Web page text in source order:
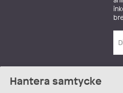
Hantera samtycke